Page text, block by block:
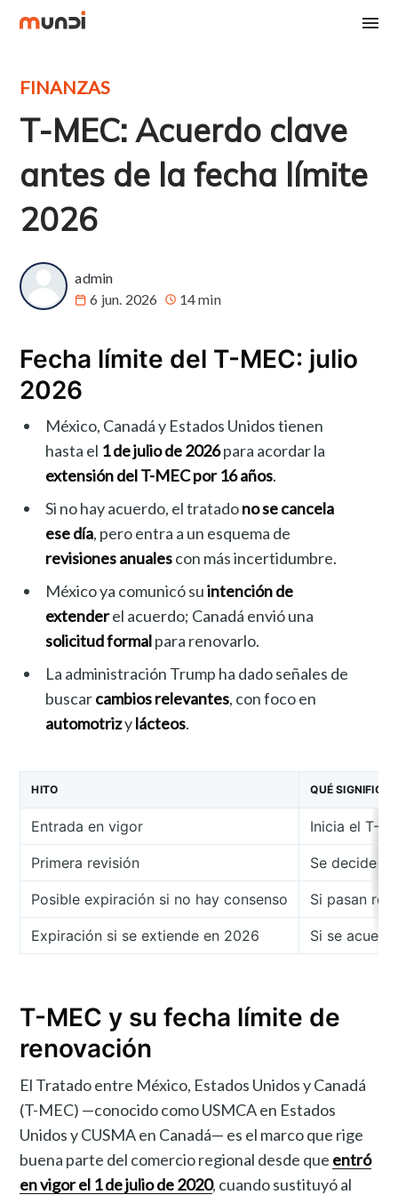
FINANZAS
T-MEC: Acuerdo clave
antes de la fecha límite
2026
admin
6 jun. 2026
14 min
Fecha límite del T-MEC: julio
2026
México, Canadá y Estados Unidos tienen
hasta el 1 de julio de 2026para acordar la
extensión del T-MEC por 16 años.
Si no hay acuerdo, el tratadono se cancela
ese día, pero entra a un esquema de
revisiones anualescon más incertidumbre.
México ya comunicó suintención de
extenderel acuerdo; Canadá envió una
solicitud formalpara renovarlo.
La administración Trump ha dado señales de
buscarcambios relevantes, con foco en
automotrizylácteos.
HITO QUÉ SIGNIFICA
Entrada en vigor Inicia el T-
Primera revisión Se decide si
Posible expiración si no hay consenso Si pasan
Expiración si se extiende en 2026 Si se
T-MEC y su fecha límite de
renovación
El Tratado entre México, Estados Unidos y Canadá
(T-MEC) —conocido como USMCA en Estados
Unidos y CUSMA en Canadá— es el marco que rige
buena parte del comercio regional desde que entró
en vigor el 1 de julio de 2020, cuando sustituyó al